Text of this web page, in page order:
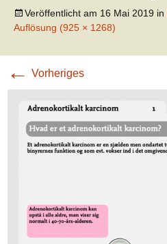
Veröffentlicht am 16 Mai 2019 in
Auflösung (925 × 1268)
← Vorheriges